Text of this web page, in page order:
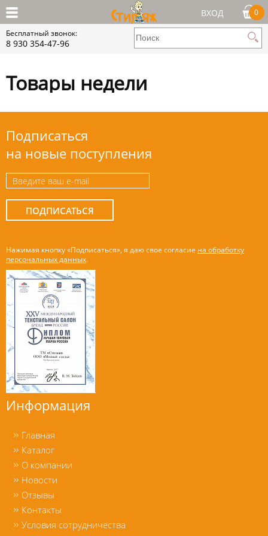
ВХОД 0
Бесплатный звонок:
8 930 354-47-96
Товары недели
Подписаться
на новые поступления
ПОДПИСАТЬСЯ
Нажимая кнопку «Подписаться», я даю свое согласие на обработку
персональных данных.
Информация
Главная
Каталог
О компании
Новости
Отзывы
Контакты
Условия сотрудничества